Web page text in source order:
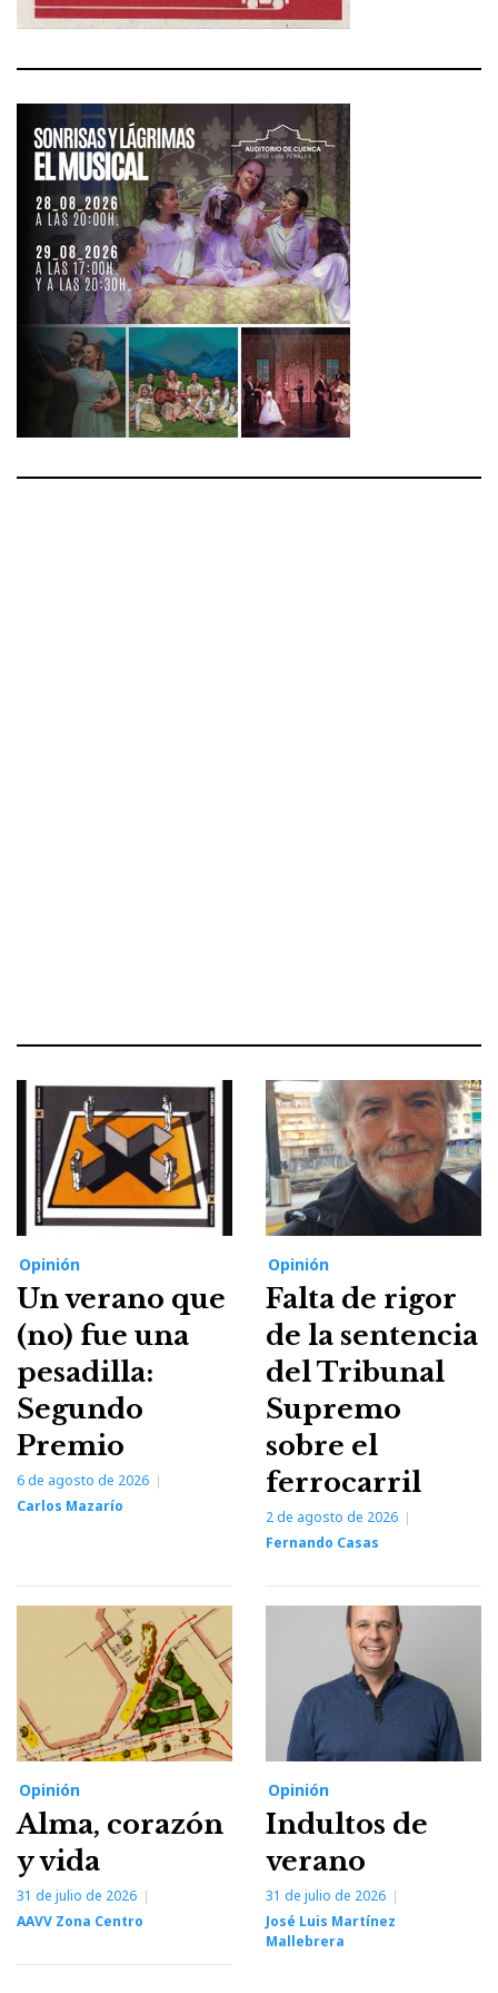
Opinión
Un verano que
(no) fue una
pesadilla:
Segundo
Premio
6 de agosto de 2026
Carlos Mazarío
Opinión
Falta de rigor
de la sentencia
del Tribunal
Supremo
sobre el
ferrocarril
2 de agosto de 2026
Fernando Casas
Opinión
Alma, corazón
y vida
31 de julio de 2026
AAVV Zona Centro
Opinión
Indultos de
verano
31 de julio de 2026
José Luis Martínez
Mallebrera